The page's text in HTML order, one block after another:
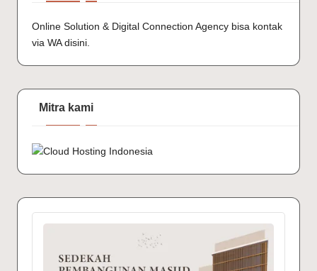
Online Solution & Digital Connection Agency bisa kontak
via WA disini.
Mitra kami